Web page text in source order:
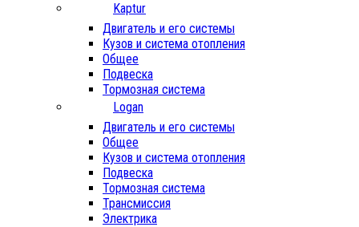
Kaptur
Двигатель и его системы
Кузов и система отопления
Общее
Подвеска
Тормозная система
Logan
Двигатель и его системы
Общее
Кузов и система отопления
Подвеска
Тормозная система
Трансмиссия
Электрика